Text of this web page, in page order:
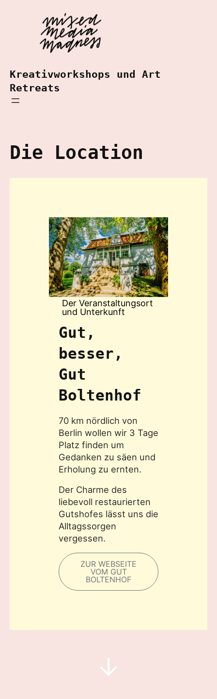
Kreativworkshops und Art
Retreats
Die Location
Der Veranstaltungsort
und Unterkunft
Gut,
besser,
Gut
Boltenhof
70 km nördlich von
Berlin wollen wir 3 Tage
Platz finden um
Gedanken zu säen und
Erholung zu ernten.
Der Charme des
liebevoll restaurierten
Gutshofes lässt uns die
Alltagssorgen
vergessen.
ZUR WEBSEITE
VOM GUT
BOLTENHOF